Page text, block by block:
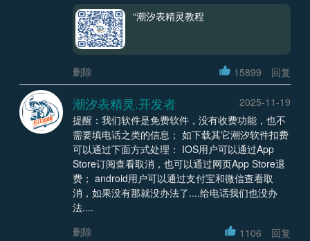
“潮汐表精灵教程
删除 15899 回复
潮汐表精灵.开发者
2025-11-19
提醒：我们软件是免费软件，没有收费功能，也不
需要填电话之类的信息； 如下载其它潮汐软件扣费
可以通过下面方式处理： IOS用户可以通过App
Store订阅查看取消，也可以通过网页App Store退
费； android用户可以通过支付宝和微信查看取
消，如果没有那就没办法了....给电话我们也没办
法....
删除
1106 回复